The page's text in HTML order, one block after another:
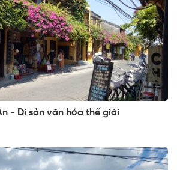
- Di sản văn hóa thế giới